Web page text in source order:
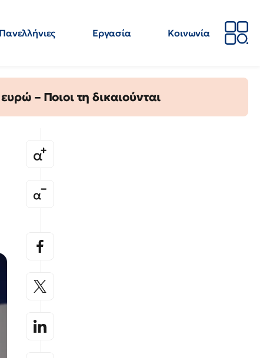
Πανελλήνιες Εργασία
Κοινωνία
– Ποιοι τη δικαιούνται